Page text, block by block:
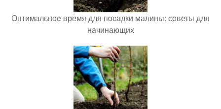
Оптимальное время для посадки малины: советы для
начинающих